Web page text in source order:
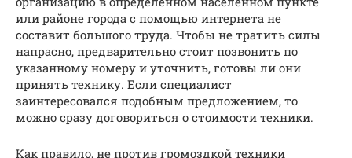
или районе города с помощью интернета не
составит большого труда. Чтобы не тратить силы
напрасно, предварительно стоит позвонить по
указанному номеру и уточнить, готовы ли они
принять технику. Если специалист
заинтересовался подобным предложением, то
можно сразу договориться о стоимости техники.
Как правило, не против громоздкой техники